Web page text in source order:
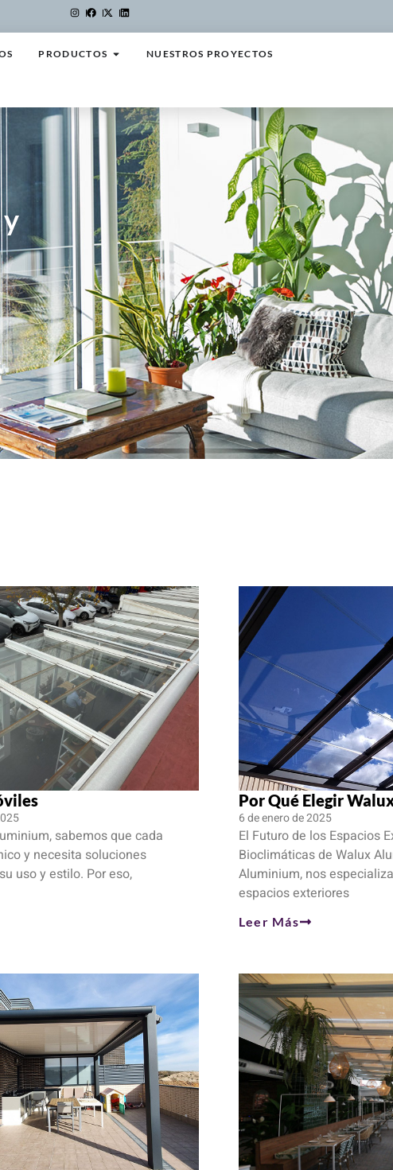
PRODUCTOS NUESTROS PROYECTOS
sabemos que cada
y necesita soluciones
uso y estilo. Por eso,
Por Qué Elegir
6 de enero de 2025
El Futuro de los Espacios
Bioclimáticas de Walux
Aluminium, nos
espacios exteriores
Leer Más